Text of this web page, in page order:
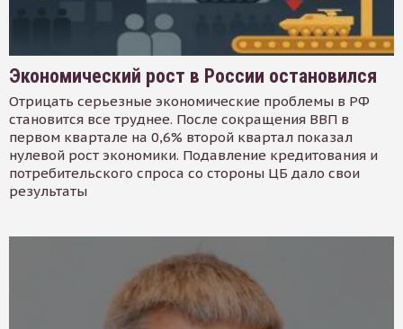
Экономический рост в России остановился
Отрицать серьезные экономические проблемы в РФ
становится все труднее. После сокращения ВВП в
первом квартале на 0,6% второй квартал показал
нулевой рост экономики. Подавление кредитования и
потребительского спроса со стороны ЦБ дало свои
результаты